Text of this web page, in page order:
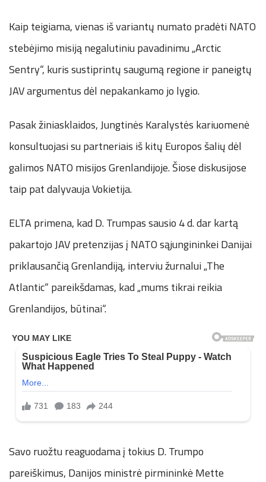
Kaip teigiama, vienas iš variantų numato pradėti NATO
stebėjimo misiją negalutiniu pavadinimu „Arctic
Sentry“, kuris sustiprintų saugumą regione ir paneigtų
JAV argumentus dėl nepakankamo jo lygio.
Pasak žiniasklaidos, Jungtinės Karalystės kariuomenė
konsultuojasi su partneriais iš kitų Europos šalių dėl
galimos NATO misijos Grenlandijoje. Šiose diskusijose
taip pat dalyvauja Vokietija.
ELTA primena, kad D. Trumpas sausio 4 d. dar kartą
pakartojo JAV pretenzijas į NATO sąjungininkei Danijai
priklausančią Grenlandiją, interviu žurnalui „The
Atlantic“ pareikšdamas, kad „mums tikrai reikia
Grenlandijos, būtinai“.
Savo ruožtu reaguodama į tokius D. Trumpo
pareiškimus, Danijos ministrė pirmininkė Mette